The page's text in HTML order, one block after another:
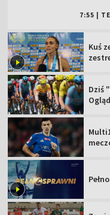
7:55
Kuś
Dziś